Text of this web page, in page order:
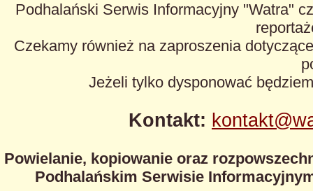
Podhalański Serwis Informacyjny "Watra"
Czekamy również na zaproszenia
Jeżeli tylko dysponować
Kontakt:
Powielanie, kopiowanie oraz
Podhalańskim Serwisie